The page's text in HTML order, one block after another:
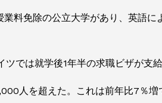
料免除の公立大学があり、英語
では就学後1年半の求職ビザが支
人を超えた。これは前年比7％増